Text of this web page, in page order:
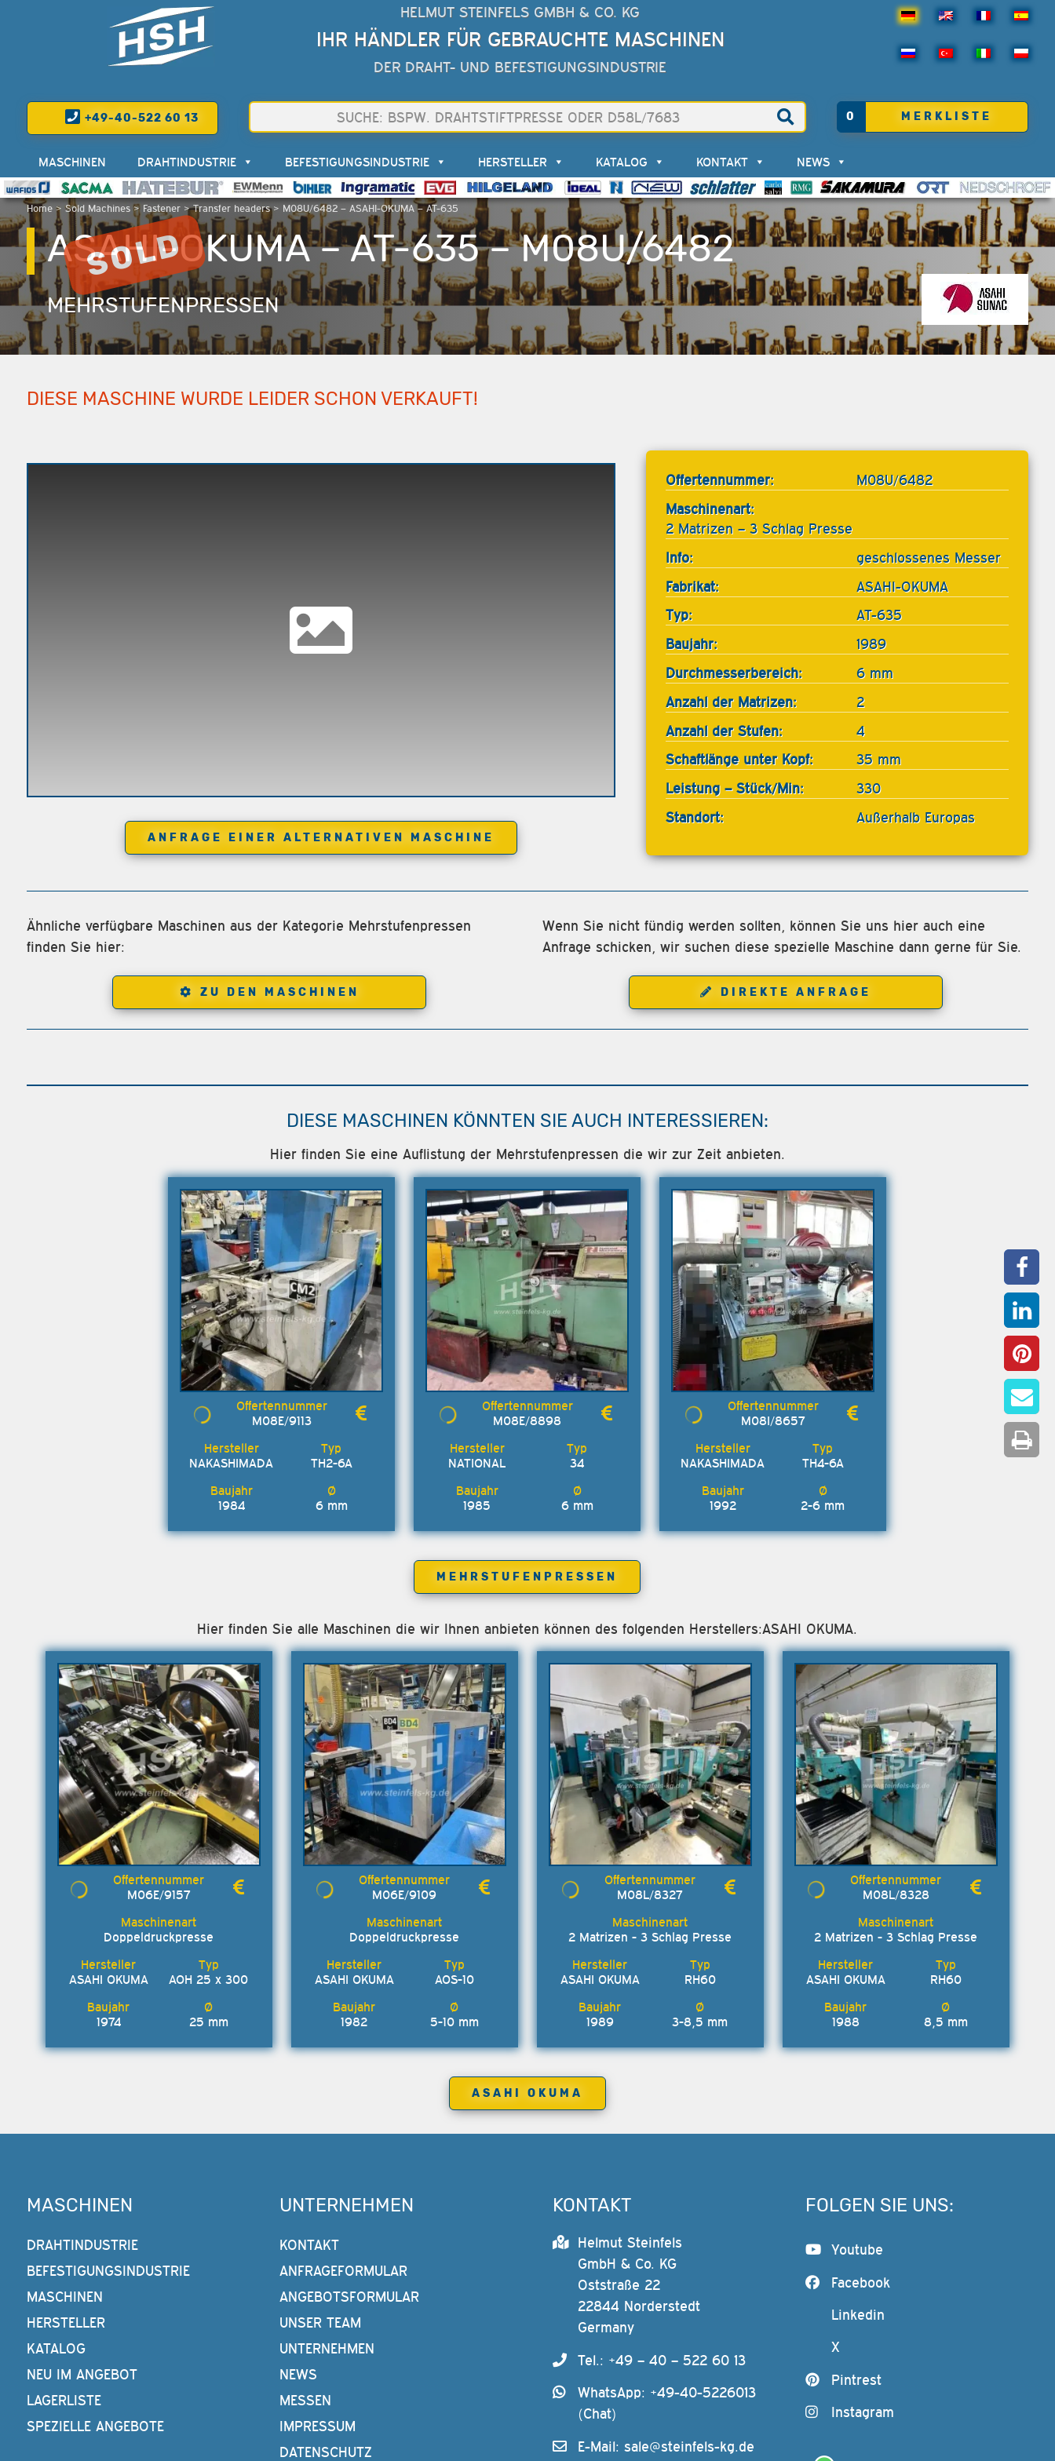
HELMUT STEINFELS GMBH & CO. KG
IHR HÄNDLER FÜR GEBRAUCHTE MASCHINEN
DER DRAHT- UND BEFESTIGUNGSINDUSTRIE
+49-40-522 60 13 0 MERKLISTE
Home> Sold Machines> Fastener>Transfer headers> M08U/6482 – ASAHI-OKUMA – AT-635
MASCHINEN DRAHTINDUSTRIE BEFESTIGUNGSINDUSTRIE HERSTELLER KATALOG KONTAKT NEWS
ASAHI-OKUMA – AT-635 – M08U/6482
MEHRSTUFENPRESSEN
DIESE MASCHINE WURDE LEIDER SCHON VERKAUFT!
ANFRAGE EINER ALTERNATIVEN MASCHINE
Offertennummer:
M08U/6482
Maschinenart:
2 Matrizen – 3 Schlag Presse
Info:
geschlossenes Messer
Fabrikat:
ASAHI-OKUMA
Typ:
AT-635
Baujahr:
1989
Durchmesserbereich:
6 mm
Anzahl der Matrizen:
2
Anzahl der Stufen:
4
Schaftlänge unter Kopf:
35 mm
Leistung – Stück/Min:
330
Standort:
Außerhalb Europas
Ähnliche verfügbare Maschinen aus der Kategorie Mehrstufenpressen
finden Sie hier:
ZU DEN MASCHINEN
Wenn Sie nicht fündig werden sollten, können Sie uns hier auch eine
Anfrage schicken, wir suchen diese spezielle Maschine dann gerne für Sie.
DIREKTE ANFRAGE
DIESE MASCHINEN KÖNNTEN SIE AUCH INTERESSIEREN:
Hier finden Sie eine Auflistung der Mehrstufenpressen die wir zur Zeit anbieten.
M08E/9113
NAKASHIMADA TH2-6A
1984 6 mm
M08E/8898
NATIONAL 34
1985 6 mm
M08I/8657
NAKASHIMADA TH4-6A
1992 2-6 mm
MEHRSTUFENPRESSEN
Hier finden Sie alle Maschinen die wir Ihnen anbieten können des folgenden Herstellers:ASAHI OKUMA.
M06E/9157
Doppeldruckpresse
ASAHI OKUMA AOH 25 x 300
1974 25 mm
M06E/9109
Doppeldruckpresse
ASAHI OKUMA AOS-10
1982 5-10 mm
M08L/8327
2 Matrizen - 3 Schlag Presse
ASAHI OKUMA RH60
1989 3-8,5 mm
M08L/8328
2 Matrizen - 3 Schlag Presse
ASAHI OKUMA RH60
1988 8,5 mm
ASAHI OKUMA
MASCHINEN
DRAHTINDUSTRIE
BEFESTIGUNGSINDUSTRIE
MASCHINEN
HERSTELLER
KATALOG
NEU IM ANGEBOT
LAGERLISTE
SPEZIELLE ANGEBOTE
UNTERNEHMEN
KONTAKT
ANFRAGEFORMULAR
ANGEBOTSFORMULAR
UNSER TEAM
UNTERNEHMEN
NEWS
MESSEN
IMPRESSUM
DATENSCHUTZ
KONTAKT
Helmut Steinfels
GmbH & Co. KG
Oststraße 22
22844 Norderstedt
Germany
Tel.: +49 – 40 – 522 60 13
WhatsApp: +49-40-5226013
(Chat)
E-Mail:sale@steinfels-kg.de
FOLGEN SIE UNS:
Youtube
Facebook
Linkedin
X
Pintrest
Instagram